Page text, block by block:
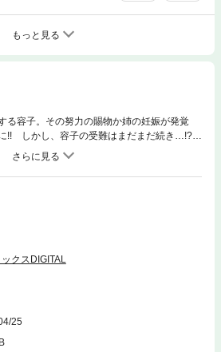
もっと見る
る容子。その努力の賜物か姉の妊娠が発覚
!! しかし、容子の受難はまだまだ続き…!?
クスDIGITAL
25